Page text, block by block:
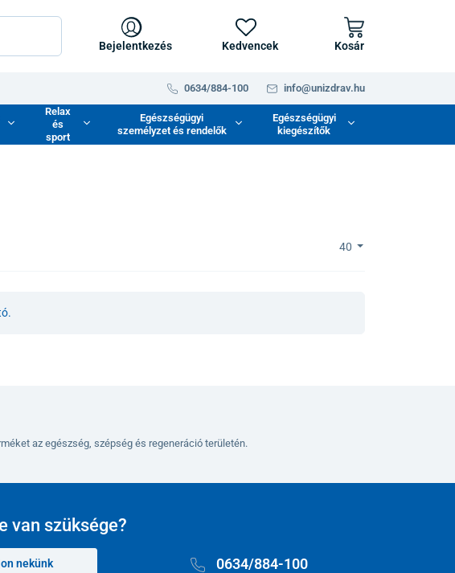
Bejelentkezés Kedvencek Kosár
0634/884-100 info@unizdrav.hu
Relax
és
sport
Egészségügyi
személyzet és rendelők
Egészségügyi
kiegészítők
40
az egészség, szépség és regeneráció területén.
van szüksége?
nekünk 0634/884-100